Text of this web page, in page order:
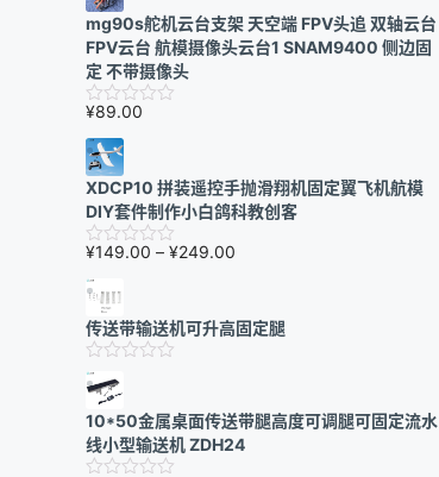
mg90s舵机云台支架 天空端 FPV头追 双轴云台
FPV云台 航模摄像头云台1 SNAM9400 侧边固
定 不带摄像头
¥89.00
XDCP10 拼装遥控手抛滑翔机固定翼飞机航模
DIY套件制作小白鸽科教创客
¥149.00 – ¥249.00
围：
传送带输送机可升高固定腿
10*50金属桌面传送带腿高度可调腿可固定流水
线小型输送机 ZDH24